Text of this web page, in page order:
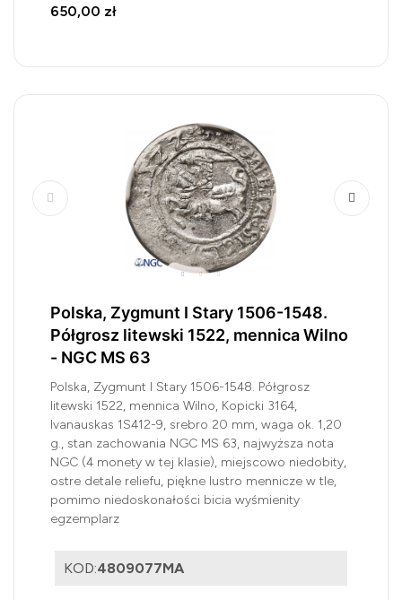
650,00 zł
Polska, Zygmunt I Stary 1506-1548.
Półgrosz litewski 1522, mennica Wilno
- NGC MS 63
Polska, Zygmunt I Stary 1506-1548. Półgrosz
litewski 1522, mennica Wilno, Kopicki 3164,
Ivanauskas 1S412-9, srebro 20 mm, waga ok. 1,20
g., stan zachowania NGC MS 63, najwyższa nota
NGC (4 monety w tej klasie), miejscowo niedobity,
ostre detale reliefu, piękne lustro mennicze w tle,
pomimo niedoskonałości bicia wyśmienity
egzemplarz
KOD:4809077MA